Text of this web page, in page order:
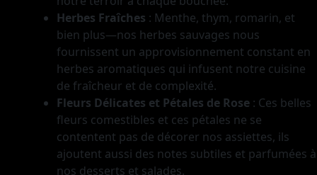
Herbes Fraîches : Menthe, thym, romarin, et
bien plus—nos herbes sauvages nous
fournissent un approvisionnement constant en
herbes aromatiques qui infusent notre cuisine
de fraîcheur et de complexité.
Fleurs Délicates et Pétales de Rose : Ces belles
fleurs comestibles et ces pétales ne se
contentent pas de décorer nos assiettes, ils
ajoutent aussi des notes subtiles et parfumées à
nos desserts et salades.